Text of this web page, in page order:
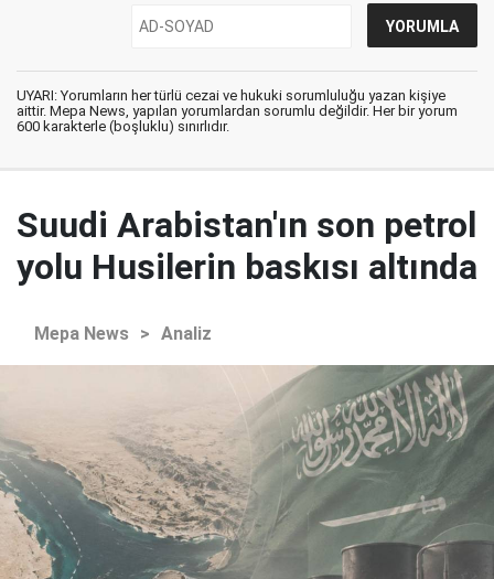
UYARI: Yorumların her türlü cezai ve hukuki sorumluluğu yazan kişiye
aittir. Mepa News, yapılan yorumlardan sorumlu değildir. Her bir yorum
600 karakterle (boşluklu) sınırlıdır.
Suudi Arabistan'ın son petrol
yolu Husilerin baskısı altında
Mepa News > Analiz